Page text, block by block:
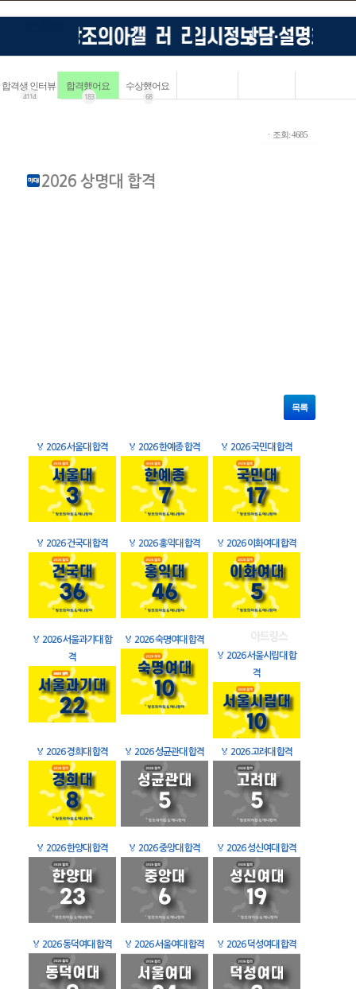
합격생 인터뷰
4114
합격했어요
183
수상했어요
68
ㆍ조회: 4685
2026 상명대 합격
목록
🏅 2026 서울대 합격 🏅 2026 한예종 합격 🏅 2026 국민대 합격
🏅 2026 건국대 합격 🏅 2026 홍익대 합격 🏅 2026 이화여대 합격
🏅 2026 서울과기대 합
격
🏅 2026 숙명여대 합격
🏅 2026 서울시립대 합
격
🏅 2026 경희대 합격 🏅 2026 성균관대 합격 🏅 2026 고려대 합격
🏅 2026 한양대 합격 🏅 2026 중앙대 합격 🏅 2026 성신여대 합격
🏅 2026 동덕여대 합격 🏅 2026 서울여대 합격 🏅 2026 덕성여대 합격